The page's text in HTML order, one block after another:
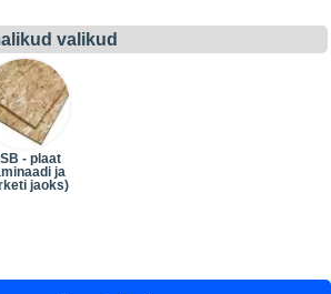
valikud
- plaat
ja
jaoks)